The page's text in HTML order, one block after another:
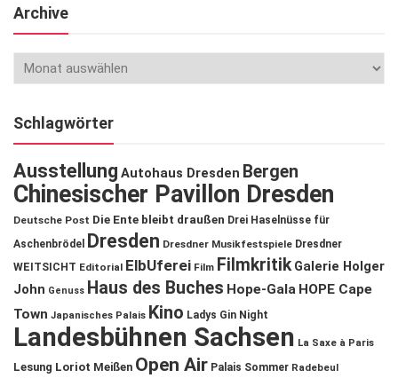
Archive
Schlagwörter
Ausstellung Autohaus Dresden Bergen
Chinesischer Pavillon Dresden
Deutsche Post Die Ente bleibt draußen Drei Haselnüsse für
Aschenbrödel
Dresden Dresdner Musikfestspiele Dresdner
WEITSICHT Editorial ElbUferei Film Filmkritik Galerie Holger
John Genuss Haus des Buches Hope-Gala HOPE Cape
Town Japanisches Palais Kino Ladys Gin Night
Landesbühnen Sachsen La Saxe à Paris
Lesung Loriot Meißen Open Air Palais Sommer Radebeul